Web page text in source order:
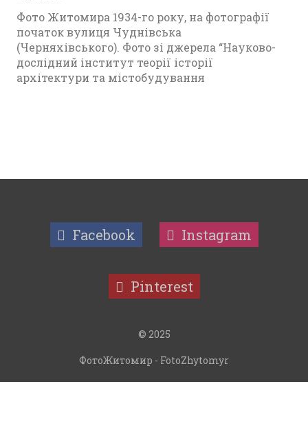
Фото Житомира 1934-го року, на фотографії
початок вулиця Чуднівська
(Черняхівського). Фото зі джерела “Науково-
дослідний інститут теорії історії
архітектури та містобудування
Facebook Instagram
Pinterest
© 2025
ФотоЖитомир - FotoZhytomyr